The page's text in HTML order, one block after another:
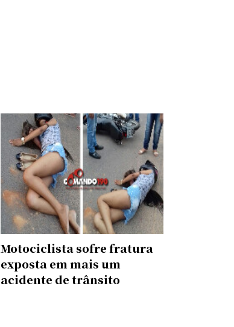
Motociclista sofre fratura
exposta em mais um
acidente de trânsito